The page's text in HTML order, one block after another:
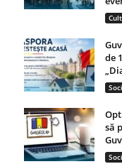
de
să